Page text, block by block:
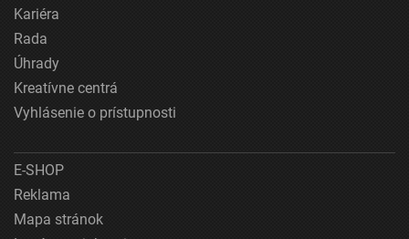
Kariéra
Rada
Úhrady
Kreatívne centrá
Vyhlásenie o prístupnosti
E-SHOP
Reklama
Mapa stránok